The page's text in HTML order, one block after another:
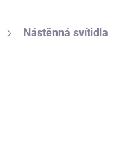
Nástěnná svítidla